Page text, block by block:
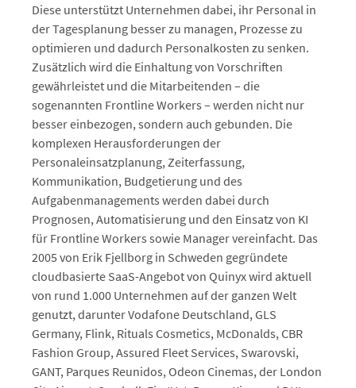
Diese unterstützt Unternehmen dabei, ihr Personal in
der Tagesplanung besser zu managen, Prozesse zu
optimieren und dadurch Personalkosten zu senken.
Zusätzlich wird die Einhaltung von Vorschriften
gewährleistet und die Mitarbeitenden – die
sogenannten Frontline Workers – werden nicht nur
besser einbezogen, sondern auch gebunden. Die
komplexen Herausforderungen der
Personaleinsatzplanung, Zeiterfassung,
Kommunikation, Budgetierung und des
Aufgabenmanagements werden dabei durch
Prognosen, Automatisierung und den Einsatz von KI
für Frontline Workers sowie Manager vereinfacht. Das
2005 von Erik Fjellborg in Schweden gegründete
cloudbasierte SaaS-Angebot von Quinyx wird aktuell
von rund 1.000 Unternehmen auf der ganzen Welt
genutzt, darunter Vodafone Deutschland, GLS
Germany, Flink, Rituals Cosmetics, McDonalds, CBR
Fashion Group, Assured Fleet Services, Swarovski,
GANT, Parques Reunidos, Odeon Cinemas, der London